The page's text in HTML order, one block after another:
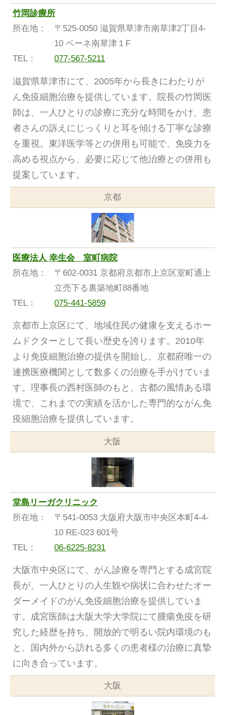
竹岡診療所
所在地：
〒525-0050 滋賀県草津市南草津2丁目4-
10 ベーネ南草津１F
TEL：
077-567-5211
滋賀県草津市にて、2005年から長きにわたりが
ん免疫細胞治療を提供しています。院長の竹岡医
師は、一人ひとりの診療に充分な時間をかけ、患
者さんの訴えにじっくりと耳を傾ける丁寧な診療
を重視。東洋医学等との併用も可能で、免疫力を
高める視点から、必要に応じて他治療との併用も
提案しています。
京都
医療法人 幸生会 室町病院
所在地：
〒602-0031 京都府京都市上京区室町通上
立売下る裏築地町88番地
TEL：
075-441-5859
京都市上京区にて、地域住民の健康を支えるホー
ムドクターとして長い歴史を誇ります。2010年
より免疫細胞治療の提供を開始し、京都府唯一の
連携医療機関として数多くの治療を手がけていま
す。理事長の西村医師のもと、古都の風情ある環
境で、これまでの実績を活かした専門的ながん免
疫細胞治療を提供しています。
大阪
堂島リーガクリニック
所在地：
〒541-0053 大阪府大阪市中央区本町4-4-
10 RE-023 601号
TEL：
06-6225-8231
大阪市中央区にて、がん診療を専門とする成宮院
長が、一人ひとりの人生観や病状に合わせたオー
ダーメイドのがん免疫細胞治療を提供していま
す。成宮医師は大阪大学大学院にて腫瘍免疫を研
究した経歴を持ち、開放的で明るい院内環境のも
と、国内外から訪れる多くの患者様の治療に真摯
に向き合っています。
大阪